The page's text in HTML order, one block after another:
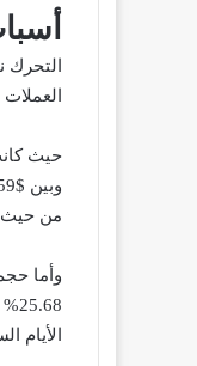
من حيث
الأيام